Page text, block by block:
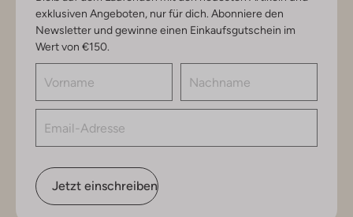
exklusiven Angeboten, nur für dich. Abonniere den
Newsletter und gewinne einen Einkaufsgutschein im
Wert von €150.
Jetzt einschreiben